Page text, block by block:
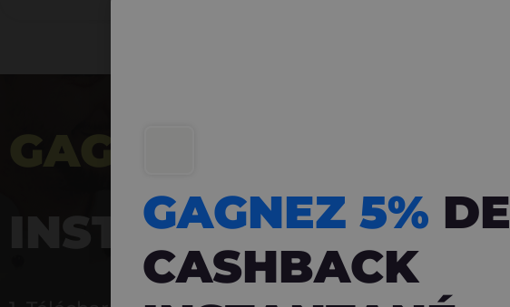
GAGNEZ 5%
INSTANTANÉ
GAGNEZ 5% DE
CASHBACK